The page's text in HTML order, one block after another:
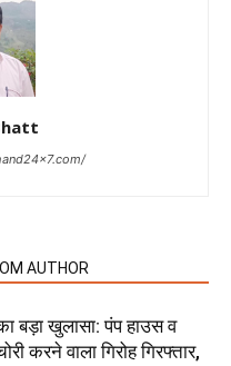
AUTHOR
बड़ा खुलासा: पंप हाउस व
करने वाला गिरोह गिरफ्तार,